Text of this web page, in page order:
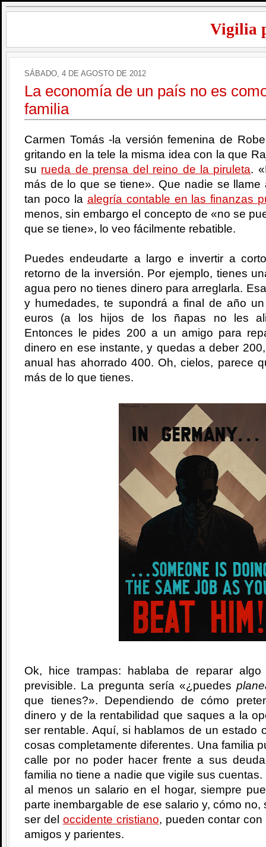
Vigilia
SÁBADO, 4 DE AGOSTO DE 2012
La economía de un país no es
familia
Carmen Tomás -la versión femenina de
gritando en la tele la misma idea con la que
su rueda de prensa del reino de la piruleta.
más de lo que se tiene». Que nadie se llame
tan poco la alegría contable en las finanzas
menos, sin embargo el concepto de «no se
que se tiene», lo veo fácilmente rebatible.
Puedes endeudarte a largo e invertir a
retorno de la inversión. Por ejemplo, tienes
agua pero no tienes dinero para arreglarla.
y humedades, te supondrá a final de año
euros (a los hijos de los ñapas no les
Entonces le pides 200 a un amigo para
dinero en ese instante, y quedas a deber
anual has ahorrado 400. Oh, cielos, parece
más de lo que tienes.
Ok, hice trampas: hablaba de reparar
previsible. La pregunta sería «¿puedes
que tienes?». Dependiendo de cómo
dinero y de la rentabilidad que saques a la
ser rentable. Aquí, si hablamos de un estado
cosas completamente diferentes. Una familia
calle por no poder hacer frente a sus
familia no tiene a nadie que vigile sus
al menos un salario en el hogar, siempre
parte inembargable de ese salario y, cómo no,
ser del occidente cristiano, pueden contar
amigos y parientes.